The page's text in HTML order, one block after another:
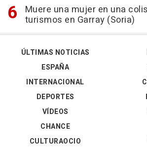
Muere una mujer en una
turismos en Garray (Soria)
ÚLTIMAS NOTICIAS
ESPAÑA
INTERNACIONAL
DEPORTES
VÍDEOS
CHANCE
CULTURAOCIO